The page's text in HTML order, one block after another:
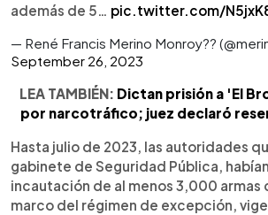
además de 5… pic.twitter.com/
— René Francis Merino Monroy??
September 26, 2023
LEA TAMBIÉN: Dictan prisión a 'El
por narcotráfico; juez declaró
Hasta julio de 2023, las autoridades
gabinete de Seguridad Pública,
incautación de al menos 3,000 armas
marco del régimen de excepción,